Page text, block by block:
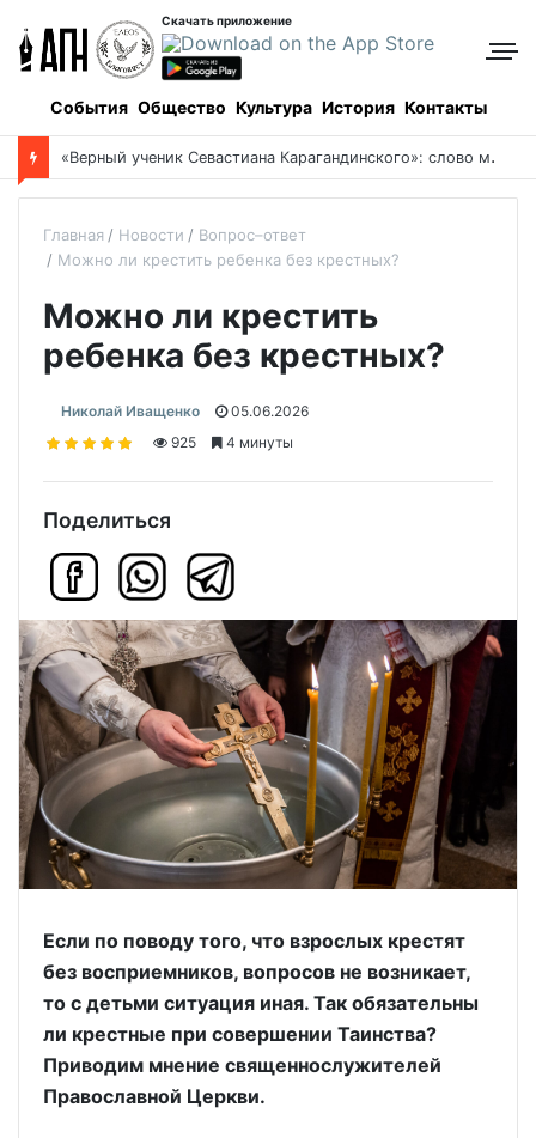
Скачать приложение
События Общество Культура История Контакты
«Верный ученик Севастиана Карагандинского»: слово митрополита Александра о почившем схиархимандрите Пахомии
Главная Новости
Вопрос–ответ
Можно ли крестить ребенка без крестных?
Можно ли крестить
ребенка без крестных?
Николай Иващенко
05.06.2026
925
4 минуты
Поделиться
Если по поводу того, что взрослых крестят
без восприемников, вопросов не возникает,
то с детьми ситуация иная. Так обязательны
ли крестные при совершении Таинства?
Приводим мнение священнослужителей
Православной Церкви.